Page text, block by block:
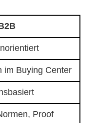
im Buying Center
Proof